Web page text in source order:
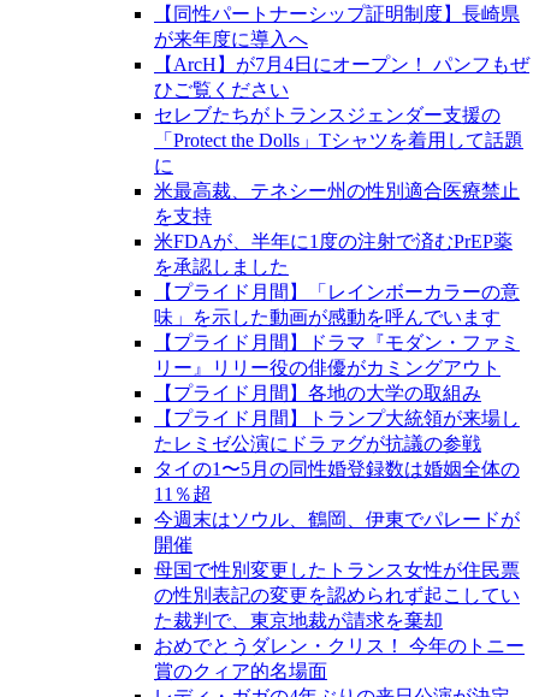
【同性パートナーシップ証明制度】長崎県
が来年度に導入へ
【ArcH】が7月4日にオープン！ パンフもぜ
ひご覧ください
セレブたちがトランスジェンダー支援の
「Protect the Dolls」Tシャツを着用して話題
に
米最高裁、テネシー州の性別適合医療禁止
を支持
米FDAが、半年に1度の注射で済むPrEP薬
を承認しました
【プライド月間】「レインボーカラーの意
味」を示した動画が感動を呼んでいます
【プライド月間】ドラマ『モダン・ファミ
リー』リリー役の俳優がカミングアウト
【プライド月間】各地の大学の取組み
【プライド月間】トランプ大統領が来場し
たレミゼ公演にドラァグが抗議の参戦
タイの1〜5月の同性婚登録数は婚姻全体の
11％超
今週末はソウル、鶴岡、伊東でパレードが
開催
母国で性別変更したトランス女性が住民票
の性別表記の変更を認められず起こしてい
た裁判で、東京地裁が請求を棄却
おめでとうダレン・クリス！ 今年のトニー
賞のクィア的名場面